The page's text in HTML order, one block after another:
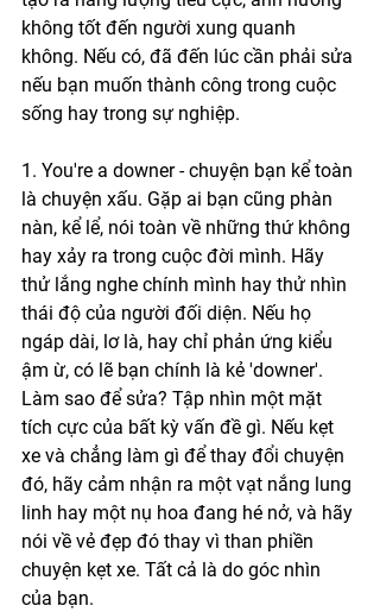
không tốt đến người xung quanh
không. Nếu có, đã đến lúc cần phải sửa
nếu bạn muốn thành công trong cuộc
sống hay trong sự nghiệp.
1. You're a downer - chuyện bạn kể toàn
là chuyện xấu. Gặp ai bạn cũng phàn
nàn, kể lể, nói toàn về những thứ không
hay xảy ra trong cuộc đời mình. Hãy
thử lắng nghe chính mình hay thử nhìn
thái độ của người đối diện. Nếu họ
ngáp dài, lơ là, hay chỉ phản ứng kiểu
ậm ừ, có lẽ bạn chính là kẻ 'downer'.
Làm sao để sửa? Tập nhìn một mặt
tích cực của bất kỳ vấn đề gì. Nếu kẹt
xe và chẳng làm gì để thay đổi chuyện
đó, hãy cảm nhận ra một vạt nắng lung
linh hay một nụ hoa đang hé nở, và hãy
nói về vẻ đẹp đó thay vì than phiền
chuyện kẹt xe. Tất cả là do góc nhìn
của bạn.